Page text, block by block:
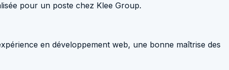
pour un poste chez Klee Group.
en développement web, une bonne maîtrise des